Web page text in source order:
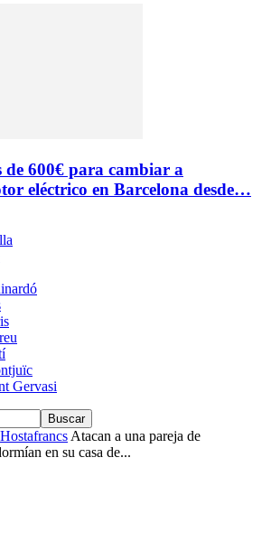
de 600€ para cambiar a
eléctrico en Barcelona desde…
Gervasi
HostafrancsAtacan a una pareja de
en su casa de...